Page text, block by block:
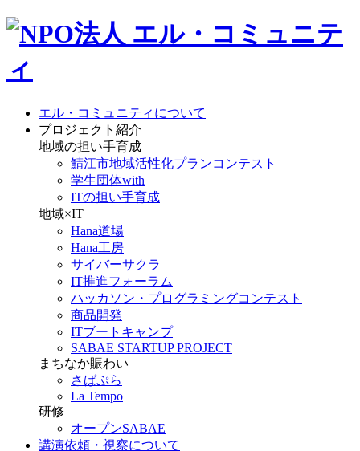
エル・コミュニティについて
プロジェクト紹介
地域の担い手育成
鯖江市地域活性化プランコンテスト
学生団体with
ITの担い手育成
地域×IT
Hana道場
Hana工房
サイバーサクラ
IT推進フォーラム
ハッカソン・プログラミングコンテスト
商品開発
ITブートキャンプ
SABAE STARTUP PROJECT
まちなか賑わい
さばぷら
La Tempo
研修
オープンSABAE
講演依頼・視察について